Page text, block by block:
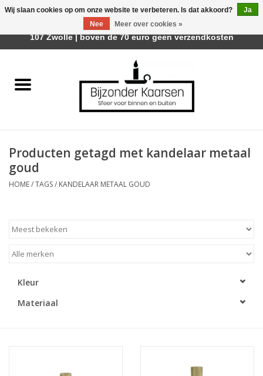
Räder Design Stories
Geurkaarsen
Tafelhaarden
Kaarsenhouders
LED Kaarsen
Producten getagd met kandelaar metaal
goud
HOME/TAGS/ KANDELAAR METAAL GOUD
Kleur
Materiaal
Wij slaan cookies op om onze website te verbeteren. Is dat akkoord?
Ja
Nee
Meer over cookies »
Afhalen is mogelijk bij Trotz Woon & Cadeau | Belvederelaan
107 Zwolle | boven de 70 euro geen verzendkosten